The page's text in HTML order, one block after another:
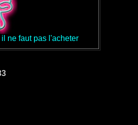
ne faut pas l'acheter